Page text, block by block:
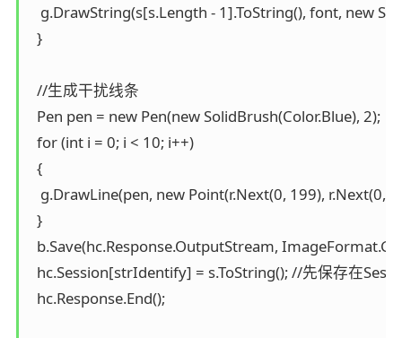
g.DrawString(s[s.Length - 1].ToString(), font, new
  }
  //生成干扰线条
  Pen pen = new Pen(new SolidBrush(Color.Blue), 2);
  for (int i = 0; i < 10; i++)
  {
g.DrawLine(pen, new Point(r.Next(0, 199), r.Next(0,
  }
b.Save(hc.Response.OutputStream,
hc.Session[strIdentify] = s.ToString(); //先保存在
  hc.Response.End();